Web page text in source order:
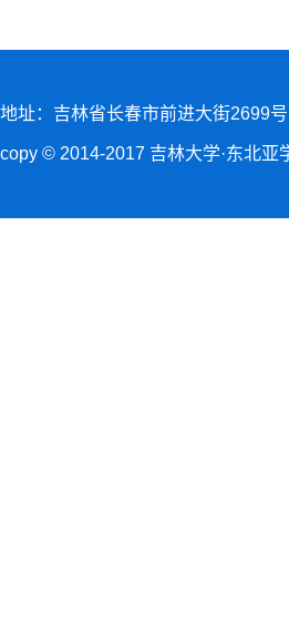
地址：吉林省长春市前进大街2699
copy © 2014-2017 吉林大学·东北亚